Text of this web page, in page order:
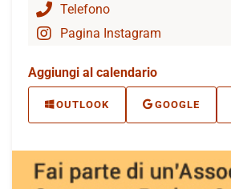
Telefono
Pagina Instagram
Aggiungi al calendario
OUTLOOK GOOGLE